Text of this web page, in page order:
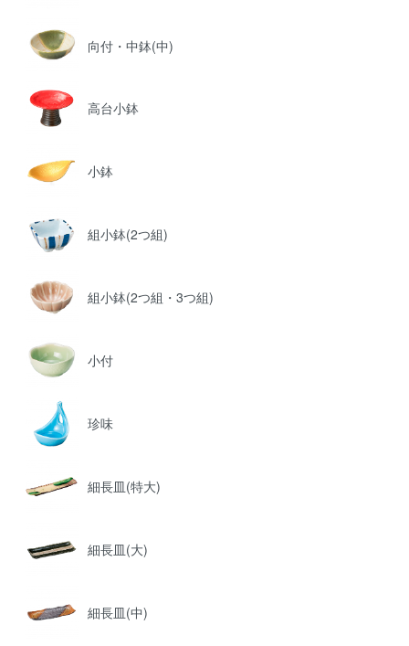
向付・中鉢(中)
高台小鉢
小鉢
組小鉢(2つ組)
組小鉢(2つ組・3つ組)
小付
珍味
細長皿(特大)
細長皿(大)
細長皿(中)